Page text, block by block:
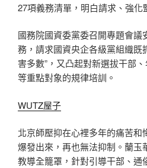
27項義務清單，明白請求、強化
國務院國資委黨委召開專題會議
務，請求國資央企各級黨組織既
害多數”，又凸起對新選拔干部
等重點對象的規律培訓。
WUTZ屋子
北京師壓抑在心裡多年的痛苦和
爆發出來，再也無法抑制。蘭玉
教導全籠罩，針對引導干部、通